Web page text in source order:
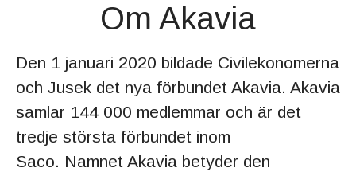
Om Akavia
Den 1 januari 2020 bildade Civilekonomerna
och Jusek det nya förbundet Akavia. Akavia
samlar 144 000 medlemmar och är det
tredje största förbundet inom
Saco. Namnet Akavia betyder den